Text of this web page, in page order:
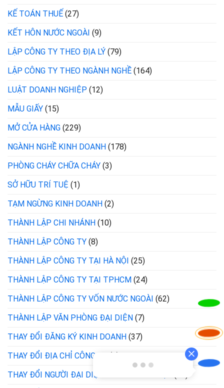
KẾ TOÁN THUẾ (27)
KẾT HÔN NƯỚC NGOÀI (9)
LẬP CÔNG TY THEO ĐỊA LÝ (79)
LẬP CÔNG TY THEO NGÀNH NGHỀ (164)
LUẬT DOANH NGHIỆP (12)
MẪU GIẤY (15)
MỞ CỬA HÀNG (229)
NGÀNH NGHỀ KINH DOANH (178)
PHÒNG CHÁY CHỮA CHÁY (3)
SỞ HỮU TRÍ TUỆ (1)
TẠM NGỪNG KINH DOANH (2)
THÀNH LẬP CHI NHÁNH (10)
THÀNH LẬP CÔNG TY (8)
THÀNH LẬP CÔNG TY TẠI HÀ NỘI (25)
THÀNH LẬP CÔNG TY TẠI TPHCM (24)
THÀNH LẬP CÔNG TY VỐN NƯỚC NGOÀI (62)
THÀNH LẬP VĂN PHÒNG ĐẠI DIỆN (7)
THAY ĐỔI ĐĂNG KÝ KINH DOANH (37)
THAY ĐỔI ĐỊA CHỈ CÔNG TY
(3)
THAY ĐỔI NGƯỜI ĐẠI DIỆN THEO PHÁP LUẬT